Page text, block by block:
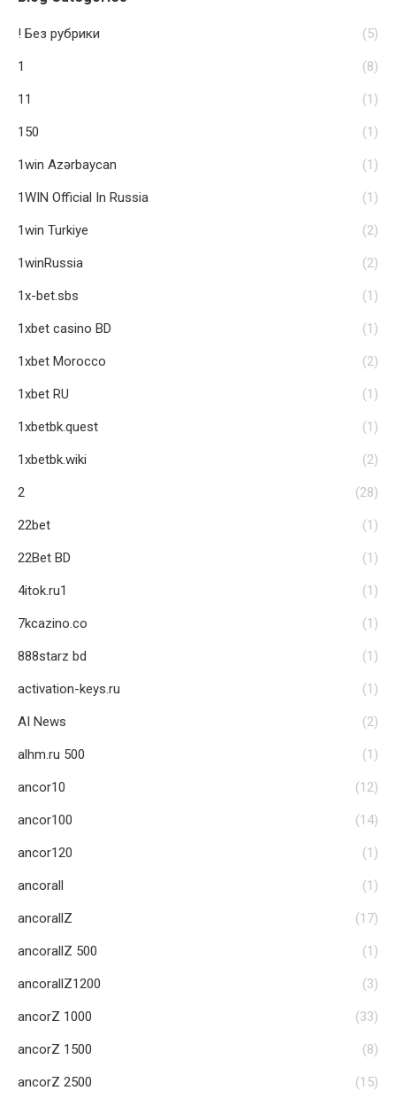
! Без рубрики (5)
1 (8)
11 (1)
150 (1)
1win Azərbaycan (1)
1WIN Official In Russia (1)
1win Turkiye (2)
1winRussia (2)
1x-bet.sbs (1)
1xbet casino BD (1)
1xbet Morocco (2)
1xbet RU (1)
1xbetbk.quest (1)
1xbetbk.wiki (2)
2 (28)
22bet (1)
22Bet BD (1)
4itok.ru1 (1)
7kcazino.co (1)
888starz bd (1)
activation-keys.ru (1)
AI News (2)
alhm.ru 500 (1)
ancor10 (12)
ancor100 (14)
ancor120 (1)
ancorall (1)
ancorallZ (17)
ancorallZ 500 (1)
ancorallZ1200 (3)
ancorZ 1000 (33)
ancorZ 1500 (8)
ancorZ 2500 (15)